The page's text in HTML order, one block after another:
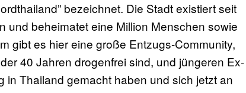
bezeichnet. Die Stadt existiert seit
und beheimatet eine Million Menschen sowie
gibt es hier eine große Entzugs-Community,
40 Jahren drogenfrei sind, und jüngeren Ex-
Thailand gemacht haben und sich jetzt an